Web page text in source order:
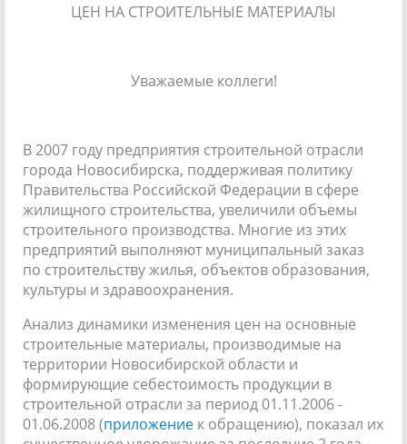
ЦЕН НА СТРОИТЕЛЬНЫЕ МАТЕРИАЛЫ
Уважаемые коллеги!
В 2007 году предприятия строительной отрасли
города Новосибирска, поддерживая политику
Правительства Российской Федерации в сфере
жилищного строительства, увеличили объемы
строительного производства. Многие из этих
предприятий выполняют муниципальный заказ
по строительству жилья, объектов образования,
культуры и здравоохранения.
Анализ динамики изменения цен на основные
строительные материалы, производимые на
территории Новосибирской области и
формирующие себестоимость продукции в
строительной отрасли за период 01.11.2006 -
01.06.2008 (приложение к обращению), показал их